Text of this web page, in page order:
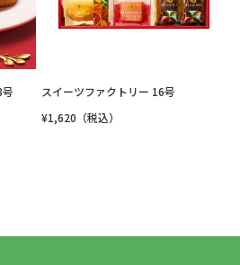
スイーツファクトリー 16号
¥1,620（税込）